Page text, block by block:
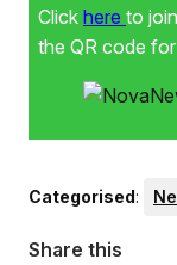
Click here to
the QR code
Categorised:
Share this